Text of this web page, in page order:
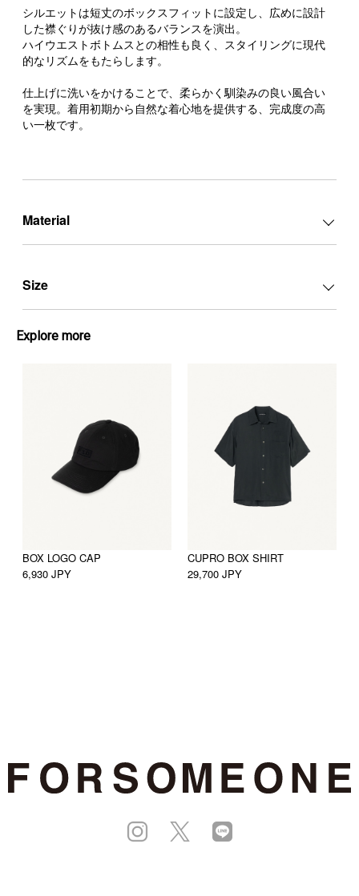
シルエットは短丈のボックスフィットに設定し、広めに設計
した襟ぐりが抜け感のあるバランスを演出。
ハイウエストボトムスとの相性も良く、スタイリングに現代
的なリズムをもたらします。
仕上げに洗いをかけることで、柔らかく馴染みの良い風合い
を実現。着用初期から自然な着心地を提供する、完成度の高
い一枚です。
Material
Size
Explore more
BOX LOGO CAP
6,930 JPY
CUPRO BOX SHIRT
29,700 JPY